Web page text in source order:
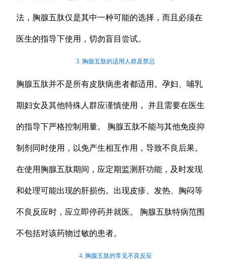
法，胸腺五肽仅是其中一种可能的选择，而且必须在
医生的指导下使用，切勿盲目尝试。
3. 胸腺五肽的适用人群及禁忌
胸腺五肽并不是所有皮肤病患者都适用。孕妇、哺乳
期妇女及其他特殊人群应谨慎使用， 并且需要在医生
的指导下严格控制用量。 胸腺五肽不能与其他免疫抑
制剂同时使用，以免产生相互作用，导致不良后果。
在使用胸腺五肽期间，应定期监测肝功能，及时发现
和处理可能出现的肝损伤。出现皮疹、发热、胸闷等
不良反应时，应立即停药并就医。 胸腺五肽特病范围
不包括对该药物过敏的患者。
4. 胸腺五肽的常见不良反应